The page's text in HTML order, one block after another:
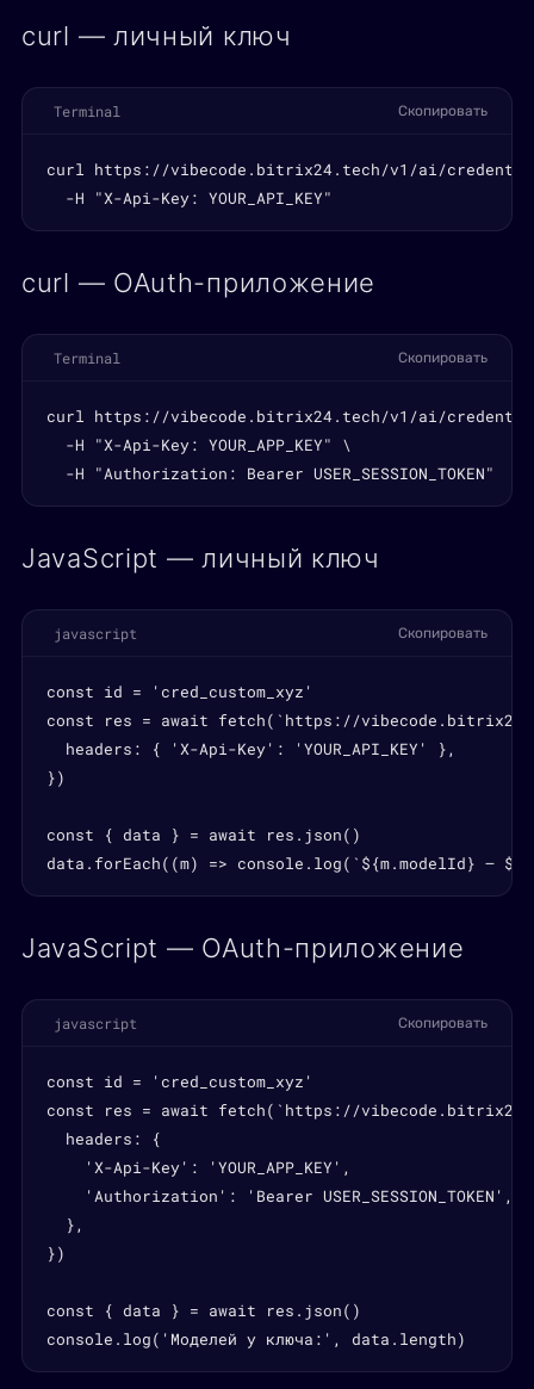
curl — личный ключ
Terminal Скопировать
curl https://vibecode.bitrix24.tech/v1/ai/
  -H "X-Api-Key: YOUR_API_KEY"
curl — OAuth-приложение
Terminal Скопировать
curl https://vibecode.bitrix24.tech/v1/ai/
  -H "X-Api-Key: YOUR_APP_KEY" \
  -H "Authorization: Bearer USER_SESSION_TOKEN"
JavaScript — личный ключ
javascript Скопировать
const id = 'cred_custom_xyz'
const res = await fetch(`https://
  headers: { 'X-Api-Key': 'YOUR_API_KEY' },
})
const { data } = await res.json()
data.forEach((m) => console.log(`${m.modelId} —
JavaScript — OAuth-приложение
javascript Скопировать
const id = 'cred_custom_xyz'
const res = await fetch(`https://
  headers: {
    'X-Api-Key': 'YOUR_APP_KEY',
    'Authorization': 'Bearer USER_SESSION_TOKEN',
  },
})
const { data } = await res.json()
console.log('Моделей у ключа:', data.length)